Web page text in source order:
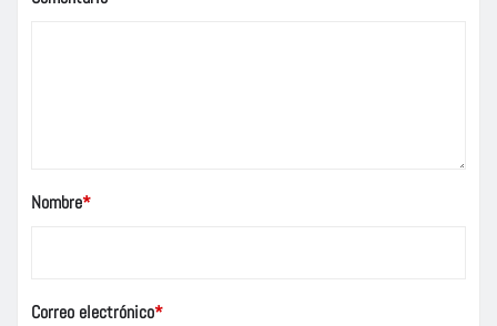
Nombre*
Correo electrónico*